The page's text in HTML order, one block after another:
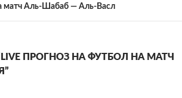
матч Аль-Шабаб — Аль-Васл
ПРОГНОЗ НА ФУТБОЛ НА МАТЧ